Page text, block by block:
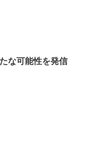
な可能性を発信